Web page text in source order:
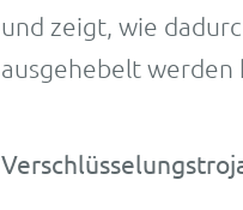
und zeigt, wie
ausgehebelt werden